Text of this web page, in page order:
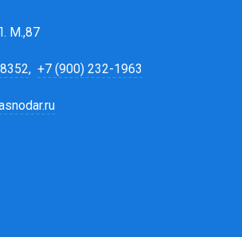
М.,87
, +7 (900) 232-1963